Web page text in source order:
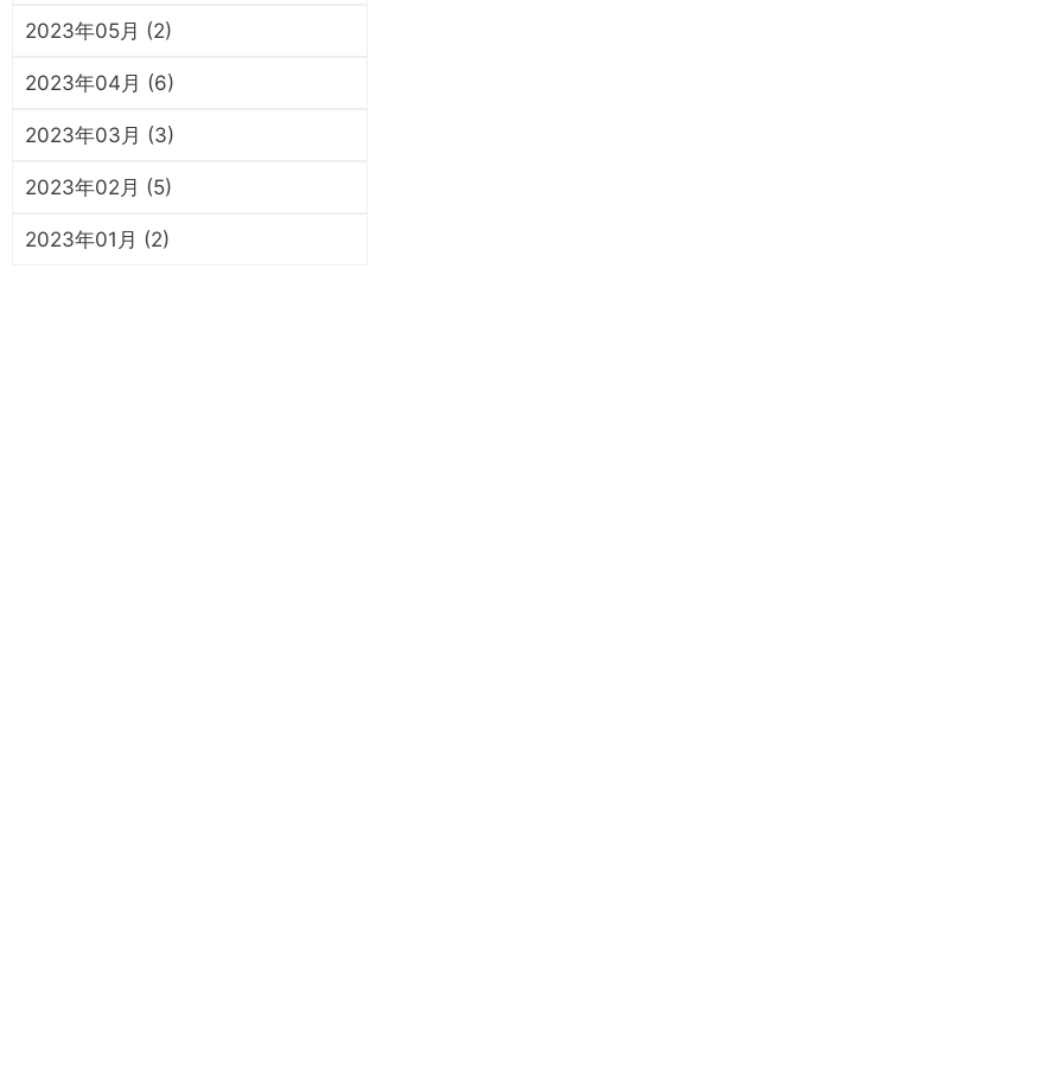
2023年05月 (2)
2023年04月 (6)
2023年03月 (3)
2023年02月 (5)
2023年01月 (2)